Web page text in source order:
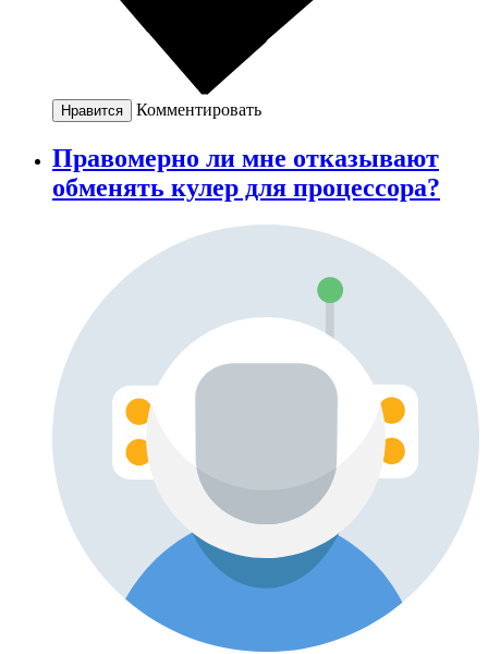
Нравится Комментировать
Правомерно ли мне отказывают
обменять кулер для процессора?